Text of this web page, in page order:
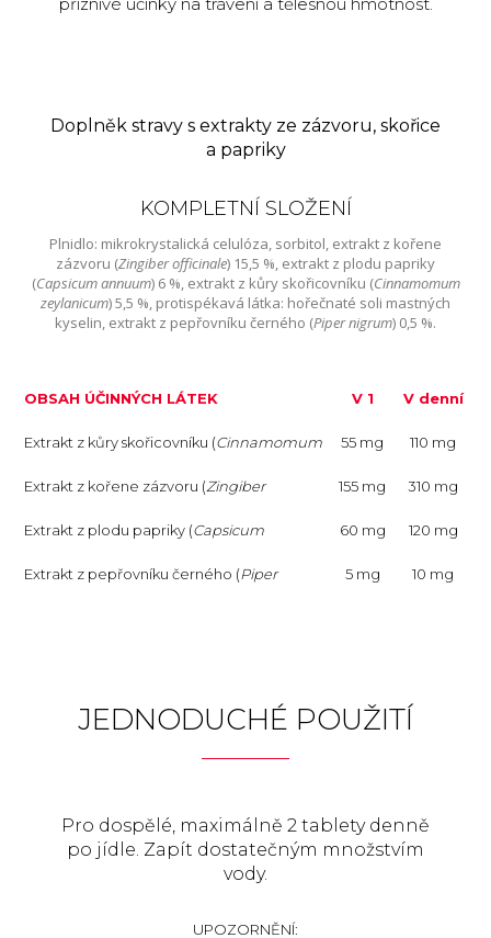
Doplněk stravy s extrakty ze zázvoru, skořice
a papriky
KOMPLETNÍ SLOŽENÍ
Plnidlo: mikrokrystalická celulóza, sorbitol, extrakt z kořene
zázvoru (Zingiber officinale) 15,5 %, extrakt z plodu papriky
(Capsicum annuum) 6 %, extrakt z kůry skořicovníku (Cinnamomum
zeylanicum) 5,5 %, protispékavá látka: hořečnaté soli mastných
kyselin, extrakt z pepřovníku černého (Piper nigrum) 0,5 %.
OBSAH ÚČINNÝCH LÁTEK V 1
tabletě
V denní
dávce
Extrakt z kůry skořicovníku (Cinnamomum
zeylanicum)
55 mg 110 mg
Extrakt z kořene zázvoru (Zingiber
officinale )
155 mg 310 mg
Extrakt z plodu papriky (Capsicum
annuum )
60 mg 120 mg
Extrakt z pepřovníku černého (Piper 5 mg 10 mg
JEDNODUCHÉ POUŽITÍ
Pro dospělé, maximálně 2 tablety denně
po jídle. Zapít dostatečným množstvím
vody.
UPOZORNĚNÍ: